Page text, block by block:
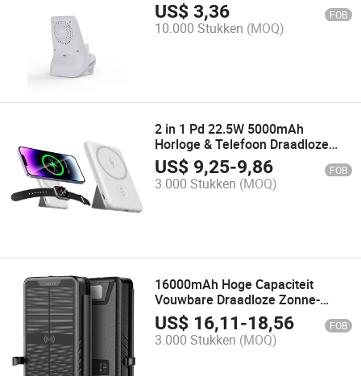
US$3,36 FOB
10.000 Stukken (MOQ)
2 in 1 Pd 22.5W 5000mAh
Horloge & Telefoon Draadloze
Magnetische Oplader Power Bank
US$ 9,25-9,86 FOB
3.000 Stukken (MOQ)
16000mAh Hoge Capaciteit
Vouwbare Draadloze Zonne-
energie Powerbank
US$ 16,11-18,56 FOB
3.000 Stukken (MOQ)